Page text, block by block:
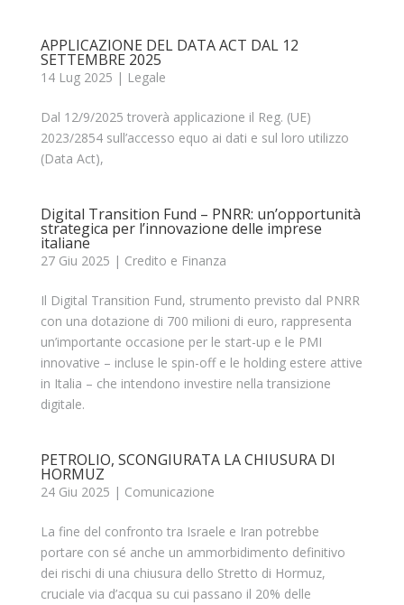
APPLICAZIONE DEL DATA ACT DAL 12
SETTEMBRE 2025
14 Lug 2025 | Legale
Dal 12/9/2025 troverà applicazione il Reg. (UE)
2023/2854 sull’accesso equo ai dati e sul loro utilizzo
(Data Act),
Digital Transition Fund – PNRR: un’opportunità
strategica per l’innovazione delle imprese
italiane
27 Giu 2025 | Credito e Finanza
Il Digital Transition Fund, strumento previsto dal PNRR
con una dotazione di 700 milioni di euro, rappresenta
un’importante occasione per le start-up e le PMI
innovative – incluse le spin-off e le holding estere attive
in Italia – che intendono investire nella transizione
digitale.
PETROLIO, SCONGIURATA LA CHIUSURA DI
HORMUZ
24 Giu 2025 | Comunicazione
La fine del confronto tra Israele e Iran potrebbe
portare con sé anche un ammorbidimento definitivo
dei rischi di una chiusura dello Stretto di Hormuz,
cruciale via d’acqua su cui passano il 20% delle